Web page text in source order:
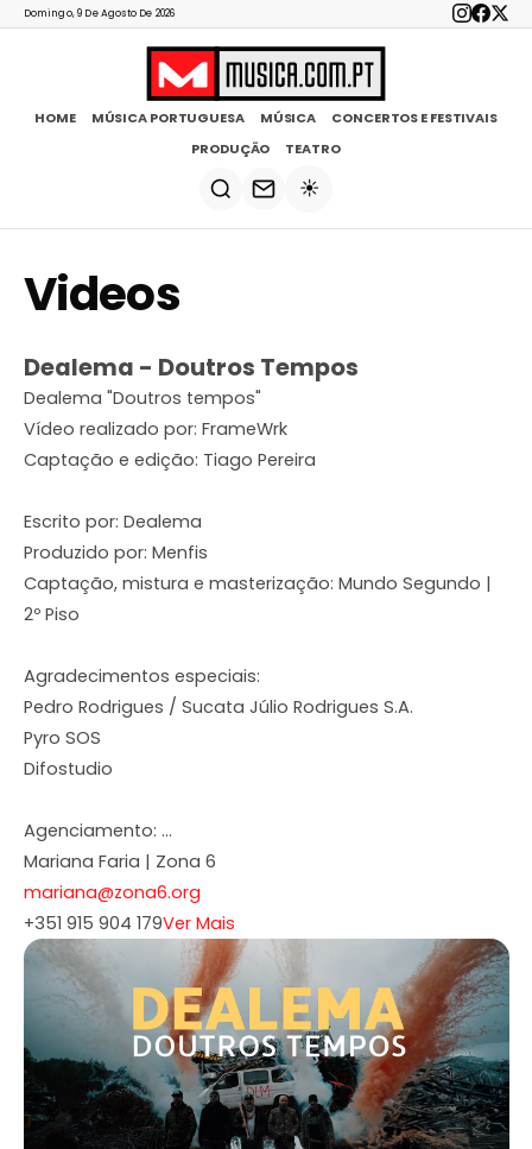
Domingo, 9 De Agosto De 2026
HOME MÚSICA PORTUGUESA MÚSICA
CONCERTOS E FESTIVAIS
PRODUÇÃO
TEATRO
☀️
Videos
Dealema - Doutros Tempos
Dealema "Doutros tempos"
Vídeo realizado por: FrameWrk
Captação e edição: Tiago Pereira
Escrito por: Dealema
Produzido por: Menfis
Captação, mistura e masterização: Mundo Segundo |
2º Piso
Agradecimentos especiais:
Pedro Rodrigues / Sucata Júlio Rodrigues S.A.
Pyro SOS
Difostudio
Agenciamento: ...
Mariana Faria | Zona 6
mariana@zona6.org
+351 915 904 179Ver Mais